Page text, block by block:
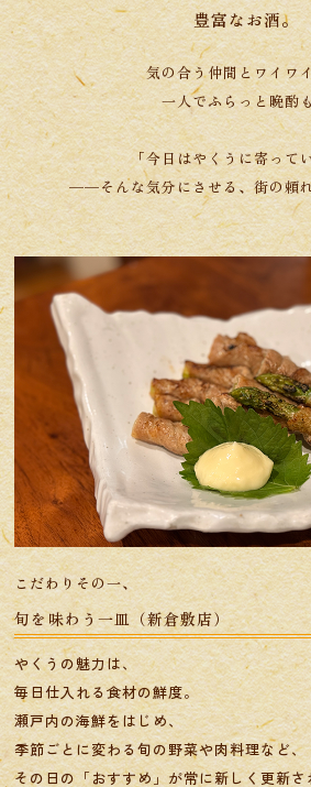
​​​​​​​豊富なお酒。
気の合う仲間とワイワ
一人でふらっと晩酌
「今日はやくうに寄って
──そんな気分にさせる、街の頼
こだわりその一、
旬を味わう一皿（新倉敷店）
やくうの魅力は、
毎日仕入れる食材の鮮度。
瀬戸内の海鮮をはじめ、
季節ごとに変わる旬の野菜や肉料理など、
その日の「おすすめ」が常に新しく更新